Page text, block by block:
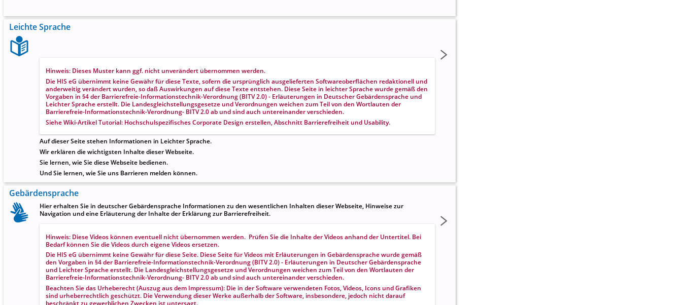
Leichte Sprache
Hinweis: Dieses Muster kann ggf. nicht unverändert übernommen werden.
Die HIS eG übernimmt keine Gewähr für diese Texte, sofern die ursprünglich ausgelieferten Softwareoberflächen redaktionell und
anderweitig verändert wurden, so daß Auswirkungen auf diese Texte entstehen. Diese Seite in leichter Sprache wurde gemäß den
Vorgaben in §4 der Barrierefreie-Informationstechnik-Verordnung (BITV 2.0) - Erläuterungen in Deutscher Gebärdensprache und
Leichter Spracheerstellt. Die Landesgleichstellungsgesetze und Verordnungen weichen zum Teil von den Wortlauten der
Barrierefreie-Informationstechnik-Verordnung- BITV 2.0 ab und sind auch untereinander verschieden.
Siehe Wiki-ArtikelTutorial: Hochschulspezifisches Corporate Design erstellen , Abschnitt Barrierefreiheit und Usability.
Auf dieser Seite stehen Informationen in Leichter Sprache.
Wir erklären die wichtigsten Inhalte dieser Webseite.
Sie lernen, wie Sie diese Webseite bedienen.
Und Sie lernen, wie Sie uns Barrieren melden können.
Gebärdensprache
Hier erhalten Sie in deutscher Gebärdensprache Informationen zu den wesentlichen Inhalten dieser Webseite, Hinweise zur
Navigation und eine Erläuterung der Inhalte der Erklärung zur Barrierefreiheit.
Hinweis: Diese Videos können eventuell nicht übernommen werden. Prüfen Sie die Inhalte der Videos anhand der Untertitel. Bei
Bedarf können Sie die Videos durch eigene Videos ersetzen.
Die HIS eG übernimmt keine Gewähr für diese Seite. Diese Seite für Videos mit Erläuterungen in Gebärdensprache wurde gemäß
den Vorgaben in §4 der Barrierefreie-Informationstechnik-Verordnung (BITV 2.0) - Erläuterungen in Deutscher Gebärdensprache
und Leichter Spracheerstellt. Die Landesgleichstellungsgesetze und Verordnungen weichen zum Teil von den Wortlauten der
Barrierefreie-Informationstechnik-Verordnung- BITV 2.0 ab und sind auch untereinander verschieden.
Beachten Sie das Urheberecht (Auszug aus dem Impressum): Die in der Software verwendeten Fotos, Videos, Icons und Grafiken
sind urheberrechtlich geschützt. Die Verwendung dieser Werke außerhalb der Software, insbesondere, jedoch nicht darauf
beschränkt zu gewerblichen Zwecken ist untersagt.